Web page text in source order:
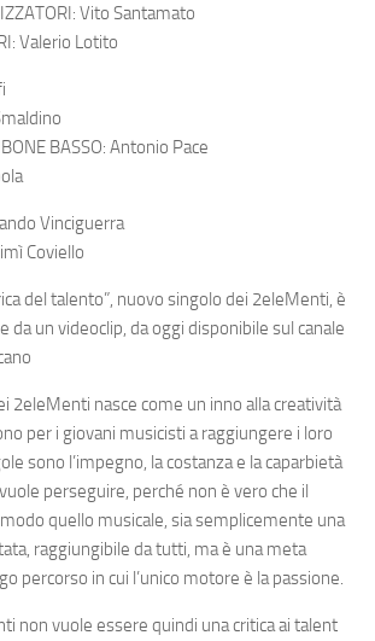
Vito Santamato
Valerio Lotito
BASSO: Antonio Pace
Vinciguerra
Coviello
del talento”, nuovo singolo dei 2eleMenti, è
da un videoclip, da oggi disponibile sul canale
2eleMenti nasce come un inno alla creatività
per i giovani musicisti a raggiungere i loro
sono l’impegno, la costanza e la caparbietà
perseguire, perché non è vero che il
quello musicale, sia semplicemente una
raggiungibile da tutti, ma è una meta
percorso in cui l’unico motore è la passione.
non vuole essere quindi una critica ai talent